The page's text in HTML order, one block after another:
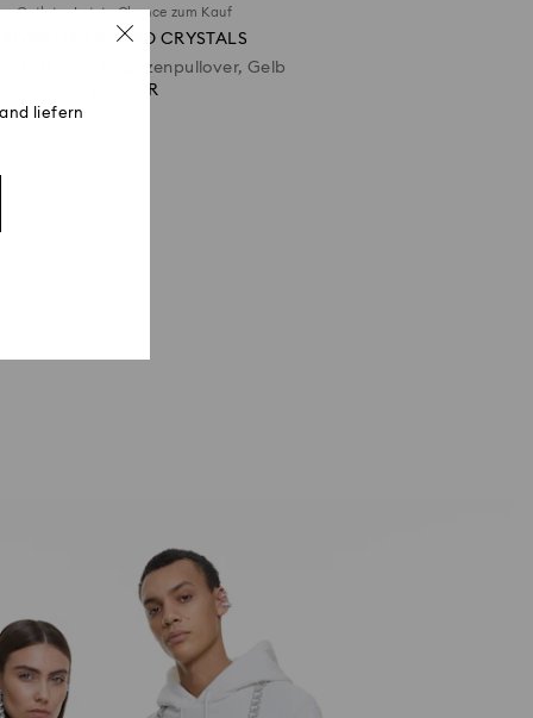
Outlet · Letzte Chance zum Kauf
ADVISORY BOARD CRYSTALS
Objects Kapuzenpullover, Gelb
200 EUR
liefern